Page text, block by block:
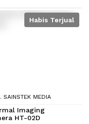
Habis Terjual
SAINSTEK MEDIA
Imaging
HT-02D